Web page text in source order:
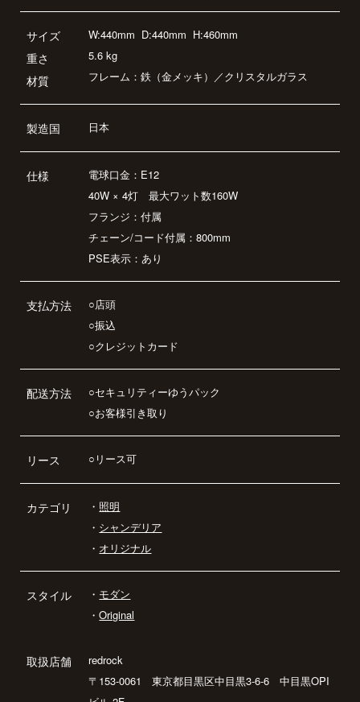
サイズ
重さ
材質
W:440mm D:440mm H:460mm
5.6 kg
フレーム：鉄（金メッキ）／クリスタルガラス
製造国 日本
仕様
電球口金：E12
40W × 4灯 最大ワット数160W
フランジ：付属
チェーン/コード付属：800mm
PSE表示：あり
支払方法
○店頭
○振込
○クレジットカード
配送方法
○セキュリティーゆうパック
○お客様引き取り
リース ○リース可
カテゴリ ・ 照明
・ シャンデリア
・ オリジナル
スタイル ・ モダン
・Original
取扱店舗
redrock
〒153-0061 東京都目黒区中目黒3-6-6 中目黒OPI